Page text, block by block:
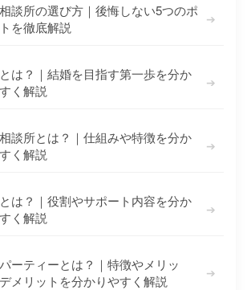
談所の選び方｜後悔しない5つのポ
を徹底解説
➔
は？｜結婚を目指す第一歩を分か
く解説
➔
談所とは？｜仕組みや特徴を分か
く解説
➔
は？｜役割やサポート内容を分か
く解説
➔
ーティーとは？｜特徴やメリッ
メリットを分かりやすく解説
➔